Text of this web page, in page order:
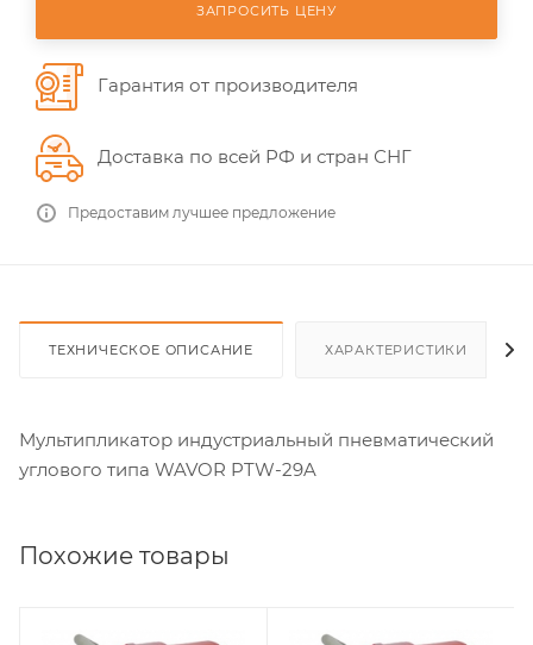
ЗАПРОСИТЬ ЦЕНУ
Гарантия от производителя
Доставка по всей РФ и стран СНГ
Предоставим лучшее предложение
ТЕХНИЧЕСКОЕ ОПИСАНИЕ ХАРАКТЕРИСТИКИ
Мультипликатор индустриальный пневматический
углового типа WAVOR PTW-29A
Похожие товары
Квадрат, дюйм Квадрат, дюйм